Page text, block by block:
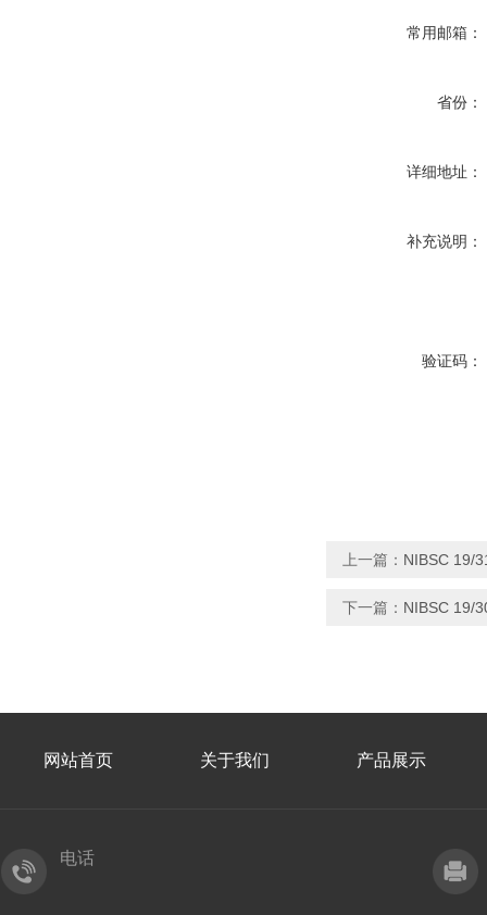
常用邮箱：
省份：
详细地址：
补充说明：
验证码：
上一篇： NIBSC 19/
下一篇： NIBSC 19/
网站首页 关于我们 产品展示
电话